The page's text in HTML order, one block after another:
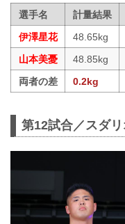
選手名 計量結果
伊澤星花
48.65kg
山本美憂
48.85kg
両者の差
0.2kg
第12試合／スダ